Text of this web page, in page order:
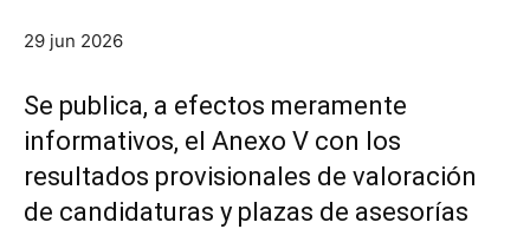
29 jun 2026
Se publica, a efectos meramente
informativos, el Anexo V con los
resultados provisionales de valoración
de candidaturas y plazas de asesorías